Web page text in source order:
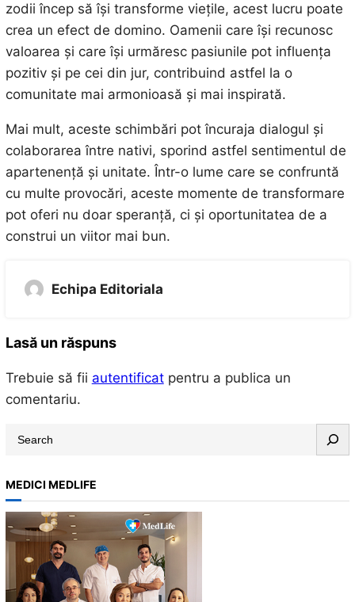
zodii încep să își transforme viețile, acest lucru poate
crea un efect de domino. Oamenii care își recunosc
valoarea și care își urmăresc pasiunile pot influența
pozitiv și pe cei din jur, contribuind astfel la o
comunitate mai armonioasă și mai inspirată.
Mai mult, aceste schimbări pot încuraja dialogul și
colaborarea între nativi, sporind astfel sentimentul de
apartenență și unitate. Într-o lume care se confruntă
cu multe provocări, aceste momente de transformare
pot oferi nu doar speranță, ci și oportunitatea de a
construi un viitor mai bun.
Echipa Editoriala
Lasă un răspuns
Trebuie să fii autentificatpentru a publica un
comentariu.
a
r
c
h
MEDICI MEDLIFE